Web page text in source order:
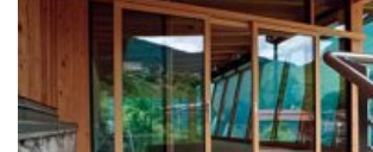
AMPLIAMENTO CANTINA
Edifici Industriali, TOP 20